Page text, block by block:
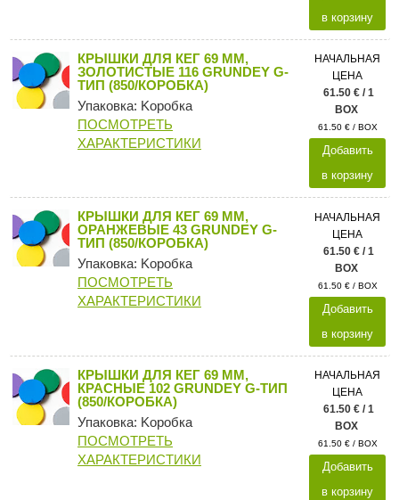
в корзину
КРЫШКИ ДЛЯ КЕГ 69 ММ,
ЗОЛОТИСТЫЕ 116 GRUNDEY G-
ТИП (850/КОРОБКА)
Упаковка: Kоробка
ПОСМОТРЕТЬ
ХАРАКТЕРИСТИКИ
НАЧАЛЬНАЯ
ЦЕНА
61.50 € / 1
BOX
61.50 € / BOX
Добавить
в корзину
КРЫШКИ ДЛЯ КЕГ 69 ММ,
ОРАНЖЕВЫЕ 43 GRUNDEY G-
ТИП (850/КОРОБКА)
Упаковка: Kоробка
ПОСМОТРЕТЬ
ХАРАКТЕРИСТИКИ
НАЧАЛЬНАЯ
ЦЕНА
61.50 € / 1
BOX
61.50 € / BOX
Добавить
в корзину
КРЫШКИ ДЛЯ КЕГ 69 ММ,
КРАСНЫЕ 102 GRUNDEY G-ТИП
(850/КОРОБКА)
Упаковка: Kоробка
ПОСМОТРЕТЬ
ХАРАКТЕРИСТИКИ
НАЧАЛЬНАЯ
ЦЕНА
61.50 € / 1
BOX
61.50 € / BOX
Добавить
в корзину